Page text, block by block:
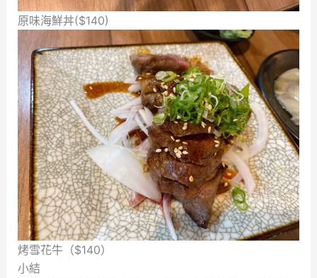
原味海鮮丼($140)
烤雪花牛（$140）
小結